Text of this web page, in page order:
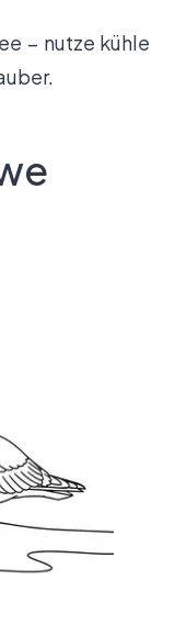
– nutze kühle